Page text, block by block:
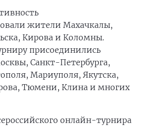
жители Махачкалы,
Кирова и Коломны.
присоединились
Санкт-Петербурга,
Мариуполя, Якутска,
Тюмени, Клина и многих
онлайн-турнира